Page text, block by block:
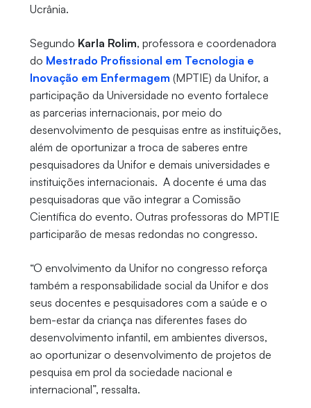
Ucrânia.
Segundo Karla Rolim, professora e coordenadora
do Mestrado Profissional em Tecnologia e
Inovação em Enfermagem (MPTIE) da Unifor, a
participação da Universidade no evento fortalece
as parcerias internacionais, por meio do
desenvolvimento de pesquisas entre as instituições,
além de oportunizar a troca de saberes entre
pesquisadores da Unifor e demais universidades e
instituições internacionais. A docente é uma das
pesquisadoras que vão integrar a Comissão
Científica do evento. Outras professoras do MPTIE
participarão de mesas redondas no congresso.
“O envolvimento da Unifor no congresso reforça
também a responsabilidade social da Unifor e dos
seus docentes e pesquisadores com a saúde e o
bem-estar da criança nas diferentes fases do
desenvolvimento infantil, em ambientes diversos,
ao oportunizar o desenvolvimento de projetos de
pesquisa em prol da sociedade nacional e
internacional”, ressalta.